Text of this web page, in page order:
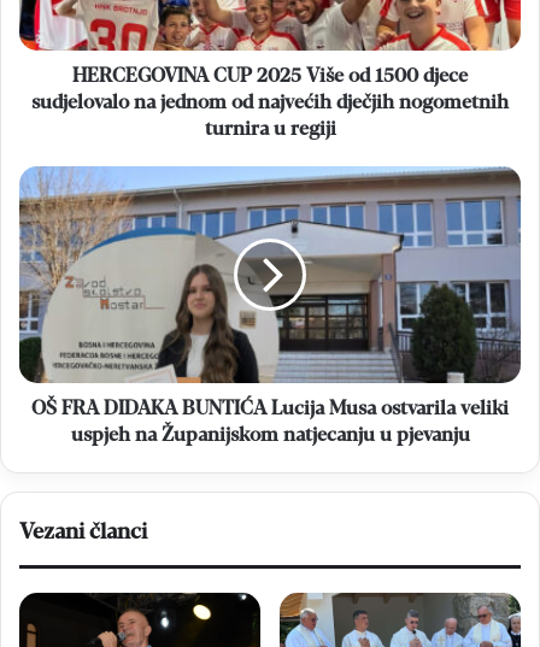
sudjelovalo
na
od
nogometnih
turnira
u
regiji
HERCEGOVINA CUP 2025 Više od 1500 djece
sudjelovalo na jednom od najvećih dječjih nogometnih
turnira u regiji
OŠ
FRA
DIDAKA
BUNTIĆA
Lucija
Musa
ostvarila
veliki
uspjeh
na
Županijskom
OŠ FRA DIDAKA BUNTIĆA Lucija Musa ostvarila veliki
uspjeh na Županijskom natjecanju u pjevanju
Vezani članci